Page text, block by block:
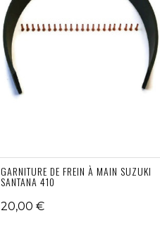
GARNITURE DE FREIN À MAIN SUZUKI
SANTANA 410
20,00 €